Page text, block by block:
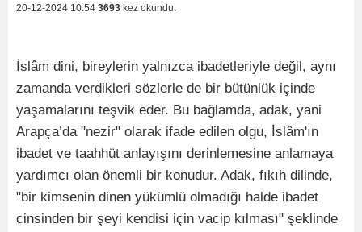
20-12-2024 10:54 3693 kez okundu.
İslâm dini, bireylerin yalnızca ibadetleriyle değil, aynı
zamanda verdikleri sözlerle de bir bütünlük içinde
yaşamalarını teşvik eder. Bu bağlamda, adak, yani
Arapça’da "nezir" olarak ifade edilen olgu, İslâm'ın
ibadet ve taahhüt anlayışını derinlemesine anlamaya
yardımcı olan önemli bir konudur. Adak, fıkıh dilinde,
"bir kimsenin dinen yükümlü olmadığı halde ibadet
cinsinden bir şeyi kendisi için vacip kılması" şeklinde